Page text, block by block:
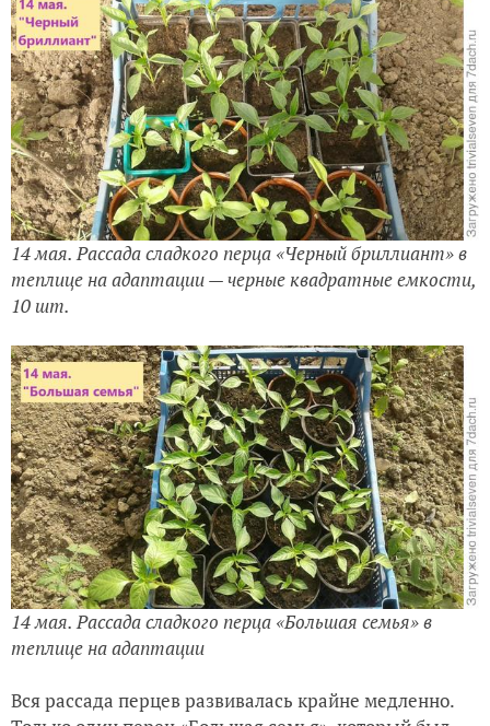
14 мая. Рассада сладкого перца «Черный бриллиант» в
теплице на адаптации — черные квадратные емкости,
10 шт.
14 мая. Рассада сладкого перца «Большая семья» в
теплице на адаптации
Вся рассада перцев развивалась крайне медленно.